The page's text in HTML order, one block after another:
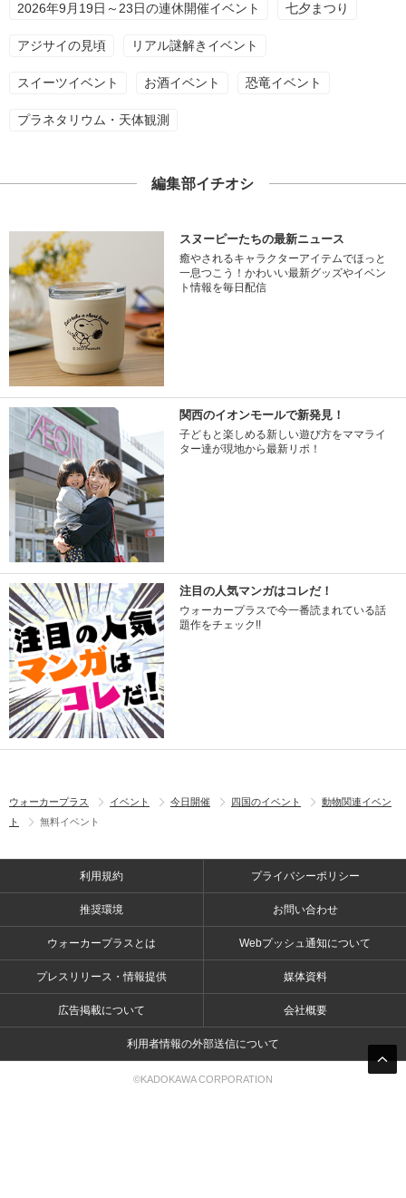
2026年9月19日～23日の連休開催イベント 七夕まつり
アジサイの見頃 リアル謎解きイベント
スイーツイベント お酒イベント 恐竜イベント
プラネタリウム・天体観測
編集部イチオシ
スヌーピーたちの最新ニュース
癒やされるキャラクターアイテムでほっと
一息つこう！かわいい最新グッズやイベン
ト情報を毎日配信
関西のイオンモールで新発見！
子どもと楽しめる新しい遊び方をママライ
ター達が現地から最新リポ！
注目の人気マンガはコレだ！
ウォーカープラスで今一番読まれている話
題作をチェック!!
ウォーカープラス イベント 今日開催 四国のイベント
動物関連イベン
ト
無料イベント
利用規約 プライバシーポリシー
推奨環境 お問い合わせ
ウォーカープラスとは Webプッシュ通知について
プレスリリース・情報提供 媒体資料
広告掲載について 会社概要
利用者情報の外部送信について
©KADOKAWA CORPORATION